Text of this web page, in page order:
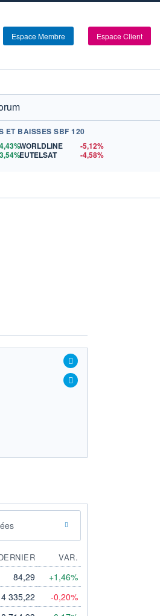
Espace Membre Espace Client
ET BAISSES SBF 120
WORLDLINE
-5,12%
EUTELSAT
-4,58%
VAR.
84,29 +1,46%
4 335,22 -0,20%